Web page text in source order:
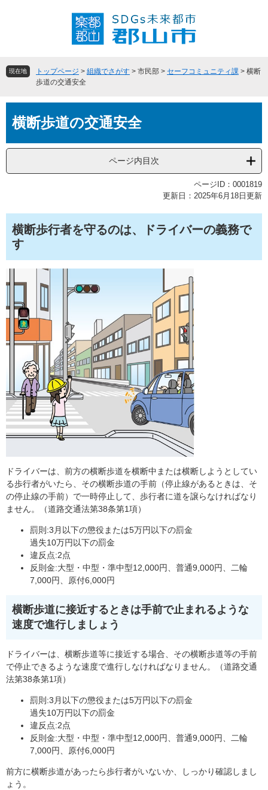
頭
飛
へ
現在地 トップページ > 組織でさがす > 市民部 > セーフコミュニティ課 > 横断
歩道の交通安全
文横断歩道の交通安全
ページ内目次
ページID：0001819
更新日：2025年6月18日更新
横断歩行者を守るのは、ドライバーの義務で
す
ドライバーは、前方の横断歩道を横断中または横断しようとしてい
る歩行者がいたら、その横断歩道の手前（停止線があるときは、そ
の停止線の手前）で一時停止して、歩行者に道を譲らなければなり
ません。（道路交通法第38条第1項）
罰則:3月以下の懲役または5万円以下の罰金
過失10万円以下の罰金
違反点:2点
反則金:大型・中型・準中型12,000円、普通9,000円、二輪
7,000円、原付6,000円
横断歩道に接近するときは手前で止まれるような
速度で進行しましょう
ドライバーは、横断歩道等に接近する場合、その横断歩道等の手前
で停止できるような速度で進行しなければなりません。（道路交通
法第38条第1項）
罰則:3月以下の懲役または5万円以下の罰金
過失10万円以下の罰金
違反点:2点
反則金:大型・中型・準中型12,000円、普通9,000円、二輪
7,000円、原付6,000円
前方に横断歩道があったら歩行者がいないか、しっかり確認しまし
ょう。